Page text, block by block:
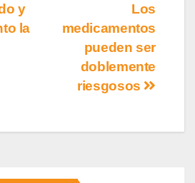
Los
medicamentos
pueden ser
doblemente
riesgosos
y
la